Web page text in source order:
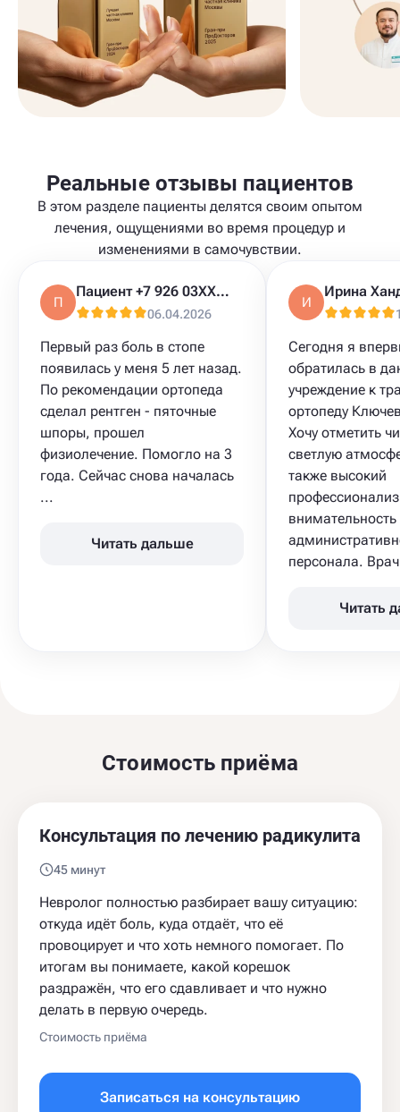
Реальные отзывы пациентов
В этом разделе пациенты делятся своим опытом
лечения, ощущениями во время процедур и
изменениями в самочувствии.
П
Пациент +7 926 03XXXXX
06.04.2026
Первый раз боль в стопе
появилась у меня 5 лет назад.
По рекомендации ортопеда
сделал рентген - пяточные
шпоры, прошел
физиолечение. Помогло на 3
года. Сейчас снова началась
...
Читать дальше
И
Ирина
Сегодня я
обратилась в
учреждение к
ортопеду
Хочу отметить
светлую
также высокий
внимательность
персонала.
Читать
Стоимость приёма
Консультация по лечению радикулита
45 минут
Невролог полностью разбирает вашу ситуацию:
откуда идёт боль, куда отдаёт, что её
провоцирует и что хоть немного помогает. По
итогам вы понимаете, какой корешок
раздражён, что его сдавливает и что нужно
делать в первую очередь.
Стоимость приёма
Записаться на консультацию